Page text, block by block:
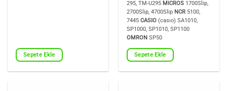
Sepete Ekle
295, TM-U295 MICROS 1700Slip,
2700Slip, 4700Slip NCR 5100,
7445CASIO (casıo) SA1010,
SP1000, SP1010, SP1100
OMRON SP50
Sepete Ekle